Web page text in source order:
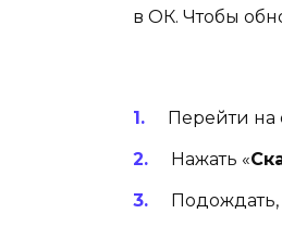
в ОК. Чтобы
Перейти на
Нажать «
Подождать,